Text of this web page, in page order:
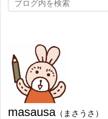
masausa（まさうさ）